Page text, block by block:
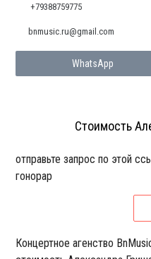
+79388759775
WhatsApp
bnmusic.ru@gmail.com
Стоимость
отправьте запрос по этой
гонорар
Концертное агенство